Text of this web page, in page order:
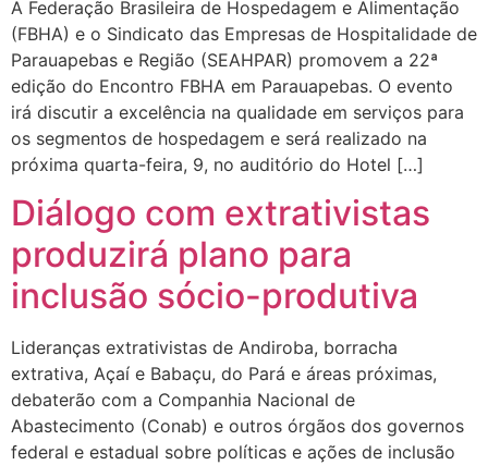
A Federação Brasileira de Hospedagem e Alimentação
(FBHA) e o Sindicato das Empresas de Hospitalidade de
Parauapebas e Região (SEAHPAR) promovem a 22ª
edição do Encontro FBHA em Parauapebas. O evento
irá discutir a excelência na qualidade em serviços para
os segmentos de hospedagem e será realizado na
próxima quarta-feira, 9, no auditório do Hotel […]
Diálogo com extrativistas
produzirá plano para
inclusão sócio-produtiva
Lideranças extrativistas de Andiroba, borracha
extrativa, Açaí e Babaçu, do Pará e áreas próximas,
debaterão com a Companhia Nacional de
Abastecimento (Conab) e outros órgãos dos governos
federal e estadual sobre políticas e ações de inclusão